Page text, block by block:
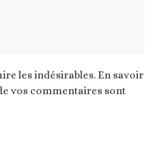
les indésirables.En savoir
vos commentaires sont